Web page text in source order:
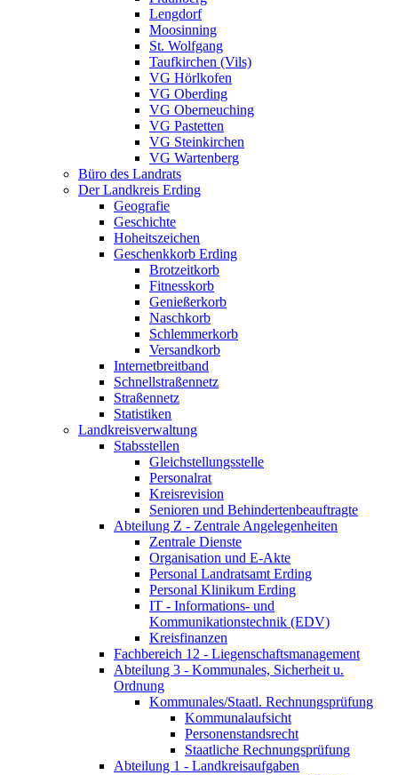
Lengdorf
Moosinning
St. Wolfgang
Taufkirchen (Vils)
VG Hörlkofen
VG Oberding
VG Oberneuching
VG Pastetten
VG Steinkirchen
VG Wartenberg
Büro des Landrats
Der Landkreis Erding
Geografie
Geschichte
Hoheitszeichen
Geschenkkorb Erding
Brotzeitkorb
Fitnesskorb
Genießerkorb
Naschkorb
Schlemmerkorb
Versandkorb
Internetbreitband
Schnellstraßennetz
Straßennetz
Statistiken
Landkreisverwaltung
Stabsstellen
Gleichstellungsstelle
Personalrat
Kreisrevision
Senioren und Behindertenbeauftragte
Abteilung Z - Zentrale Angelegenheiten
Zentrale Dienste
Organisation und E-Akte
Personal Landratsamt Erding
Personal Klinikum Erding
IT - Informations- und
Kommunikationstechnik (EDV)
Kreisfinanzen
Fachbereich 12 - Liegenschaftsmanagement
Abteilung 3 - Kommunales, Sicherheit u.
Ordnung
Kommunales/Staatl. Rechnungsprüfung
Kommunalaufsicht
Personenstandsrecht
Staatliche Rechnungsprüfung
Abteilung 1 - Landkreisaufgaben